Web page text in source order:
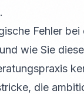
Fehler bei
wie Sie
die